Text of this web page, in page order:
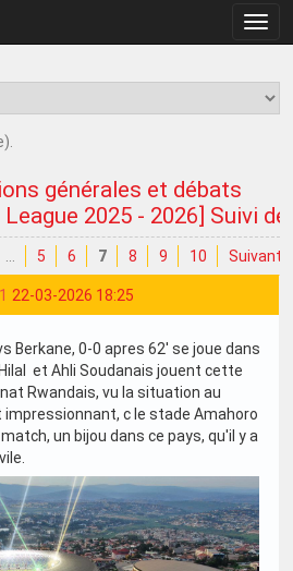
la
générales et débats
League 2025 - 2026] Suivi
5 6 7 8 9 10 Suivant
22-03-2026 18:25
Berkane, 0-0 apres 62' se joue dans
et Ahli Soudanais jouent cette
Rwandais, vu la situation au
impressionnant, c le stade Amahoro
un bijou dans ce pays, qu'il y a